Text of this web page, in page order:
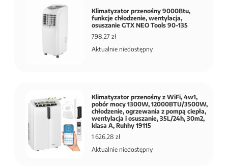
Klimatyzator przenośny 9000Btu,
funkcje chłodzenie, wentylacja,
osuszanie GTX NEO Tools 90-135
798,27 zł
Aktualnie niedostępny
Klimatyzator przenośny z WiFi, 4w1,
pobór mocy 1300W, 12000BTU/3500W,
chłodzenie, ogrzewania z pompą ciepła,
wentylacja i osuszanie, 35L/24h, 30m2,
klasa A, Ruhhy 19115
1 626,28 zł
Aktualnie niedostępny